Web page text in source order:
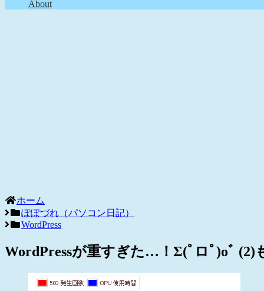
About
ホーム
ぽぽづれ（パソコン日記）
WordPress
WordPressが重すぎた…！Σ(ﾟロﾟ)oﾞ (2)